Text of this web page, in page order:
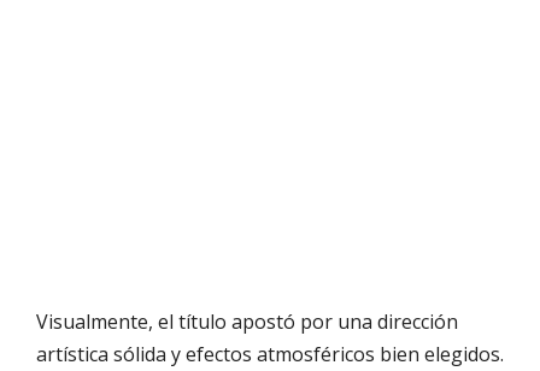
Visualmente, el título apostó por una dirección
artística sólida y efectos atmosféricos bien elegidos.